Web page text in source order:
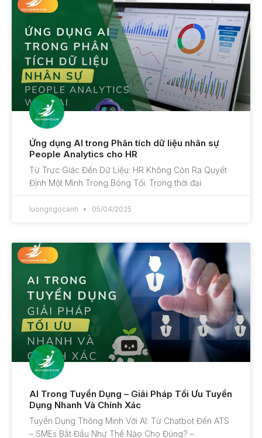
Ứng dụng AI trong Phân tích dữ liệu nhân sự
People Analytics cho HR
Từ Trực Giác Đến Dữ Liệu: HR Không Còn Ra Quyết
Định Một Mình Trong Bóng Tối. Trong thời đại
luongngocanh 05/04/2025
AI Trong Tuyển Dụng – Giải Pháp Tối Ưu Tuyển
Dụng Nhanh Và Chính Xác
Tuyển Dụng Thông Minh Với AI: Từ Chatbot Đến ATS
– SMEs Bắt Đầu Như Thế Nào Cho Đúng? –